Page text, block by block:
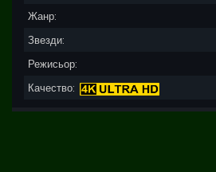
Жанр:
Звезди:
Режисьор:
Качество: